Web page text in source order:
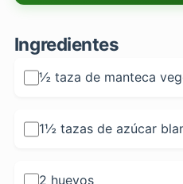
Ingredientes
½ taza de manteca
1½ tazas de azúcar
2 huevos